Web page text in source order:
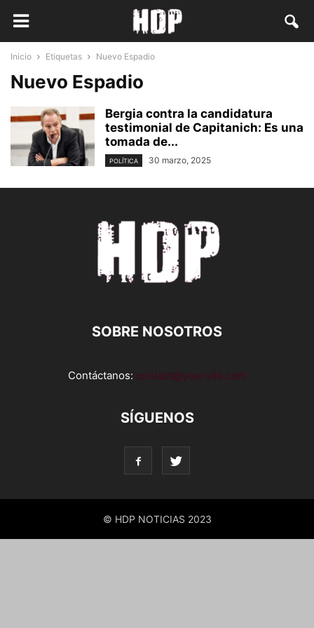
Inicio Etiquetas Nuevo Espadio
Nuevo Espadio
Bergia contra la candidatura
testimonial de Capitanich: Es una
tomada de...
POLÍTICA 30 marzo, 2025
SOBRE NOSOTROS
Contáctanos: contact@yoursite.com
SÍGUENOS
© HDP NOTICIAS 2023